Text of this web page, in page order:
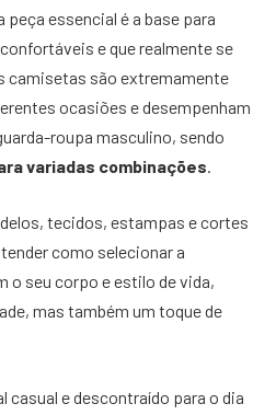
essencial é a base para
e que realmente se
camisetas são extremamente
ocasiões e desempenham
roupa masculino, sendo
variadas combinações.
tecidos, estampas e cortes
como selecionar a
o seu corpo e estilo de vida,
mas também um toque de
casual e descontraído para o dia